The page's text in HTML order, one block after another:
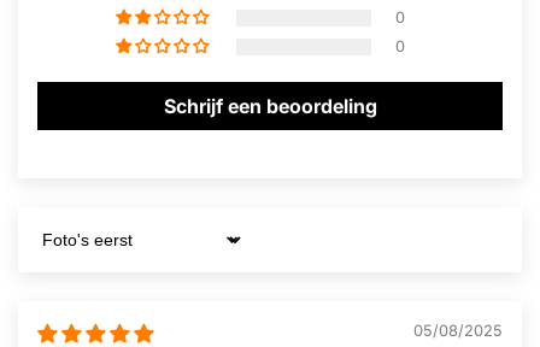
0
0
Schrijf een beoordeling
Sort by
05/08/2025